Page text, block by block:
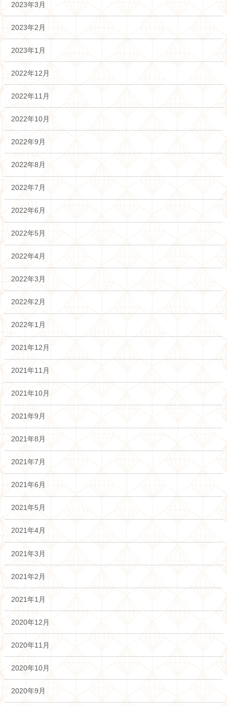
2023年3月
2023年2月
2023年1月
2022年12月
2022年11月
2022年10月
2022年9月
2022年8月
2022年7月
2022年6月
2022年5月
2022年4月
2022年3月
2022年2月
2022年1月
2021年12月
2021年11月
2021年10月
2021年9月
2021年8月
2021年7月
2021年6月
2021年5月
2021年4月
2021年3月
2021年2月
2021年1月
2020年12月
2020年11月
2020年10月
2020年9月